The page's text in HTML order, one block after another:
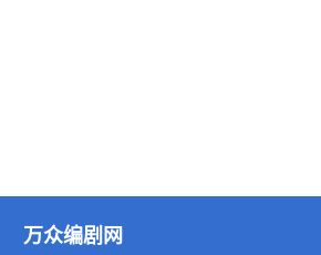
万众编剧网